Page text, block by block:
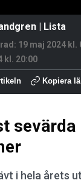
Lista
19 maj 2024 kl.
kl. 20:00
Kopiera
sevärda
i hela årets